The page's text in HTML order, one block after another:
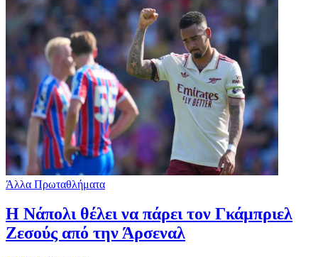
Άλλα Πρωταθλήματα
Η Νάπολι θέλει να πάρει τον Γκάμπριελ
Ζεσούς από την Άρσεναλ